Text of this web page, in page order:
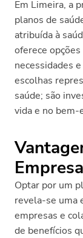
Em Limeira, a
planos de
atribuída à
oferece
necessidades
escolhas
saúde; são
vida e no bem-
Optar por um
revela-se uma
empresas e
de benefícios